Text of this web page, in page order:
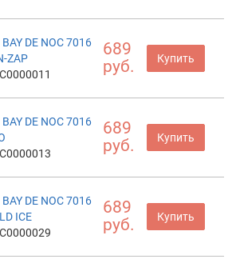
DE NOC 7016
ZAP
689
руб.
Купить
DE NOC 7016
689
руб.
Купить
DE NOC 7016
ICE
689
руб.
Купить